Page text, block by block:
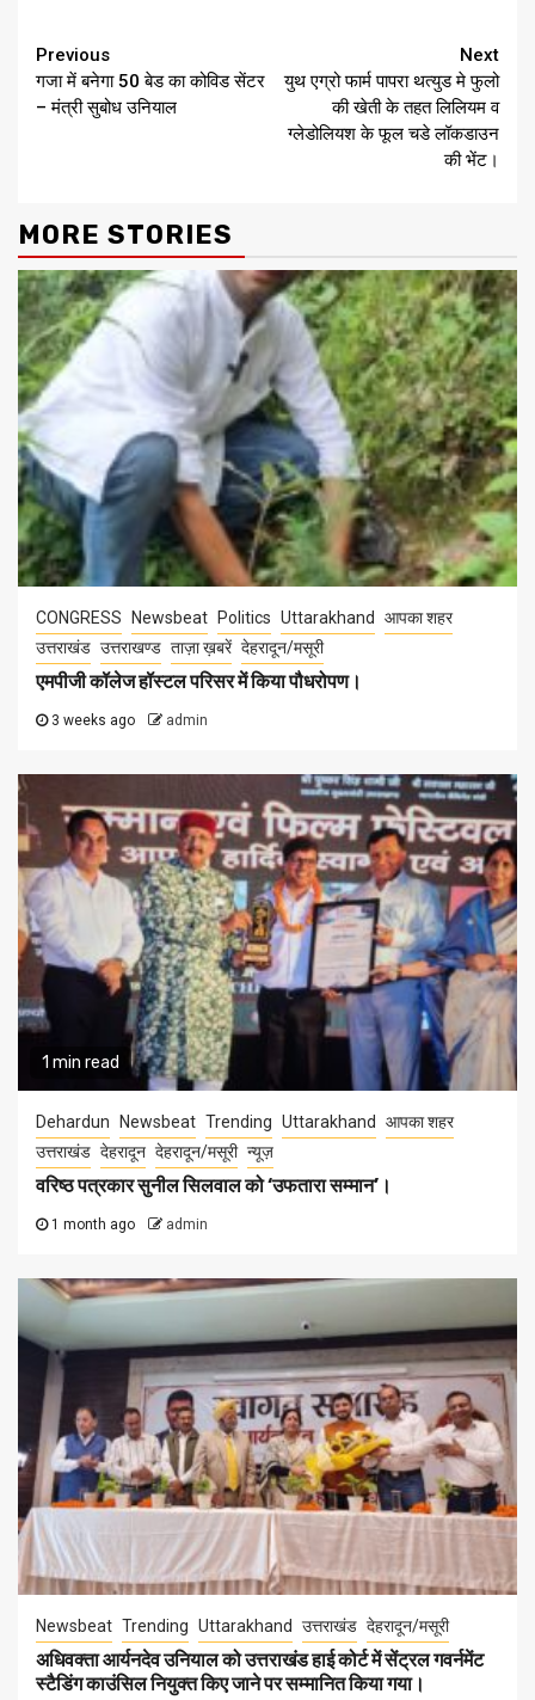
Continue
Reading
Previous
गजा में बनेगा 50 बेड का कोविड सेंटर
– मंत्री सुबोध उनियाल
Next
युथ एग्रो फार्म पापरा थत्युड मे फुलो
की खेती के तहत लिलियम व
ग्लेडोलियश के फूल चडे लॉकडाउन
की भेंट।
MORE STORIES
CONGRESS Newsbeat Politics Uttarakhand
आपका शहर
उत्तराखंड उत्तराखण्ड ताज़ा ख़बरें देहरादून/मसूरी
एमपीजी कॉलेज हॉस्टल परिसर में किया पौधरोपण।
3 weeks ago admin
1 min read
Dehardun Newsbeat Trending Uttarakhand
आपका शहर
उत्तराखंड देहरादून देहरादून/मसूरी न्यूज़
वरिष्ठ पत्रकार सुनील सिलवाल को ‘उफतारा सम्मान’।
1 month ago admin
Newsbeat Trending Uttarakhand उत्तराखंड देहरादून/मसूरी
अधिवक्ता आर्यनदेव उनियाल को उत्तराखंड हाई कोर्ट में सेंट्रल गवर्नमेंट
स्टैडिंग काउंसिल नियुक्त किए जाने पर सम्मानित किया गया।